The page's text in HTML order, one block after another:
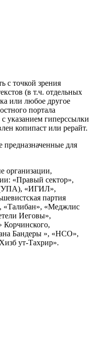
с точкой зрения
(в т.ч. отдельных
или любое другое
портала
указанием гиперссылки
копипаст или рерайт.
предназначенные для
организации,
«Правый сектор»,
(УПА), «ИГИЛ»,
партия
«Меджлис
Иеговы»,
Корчинского,
Бандеры », «НСО»,
ут-Тахрир».